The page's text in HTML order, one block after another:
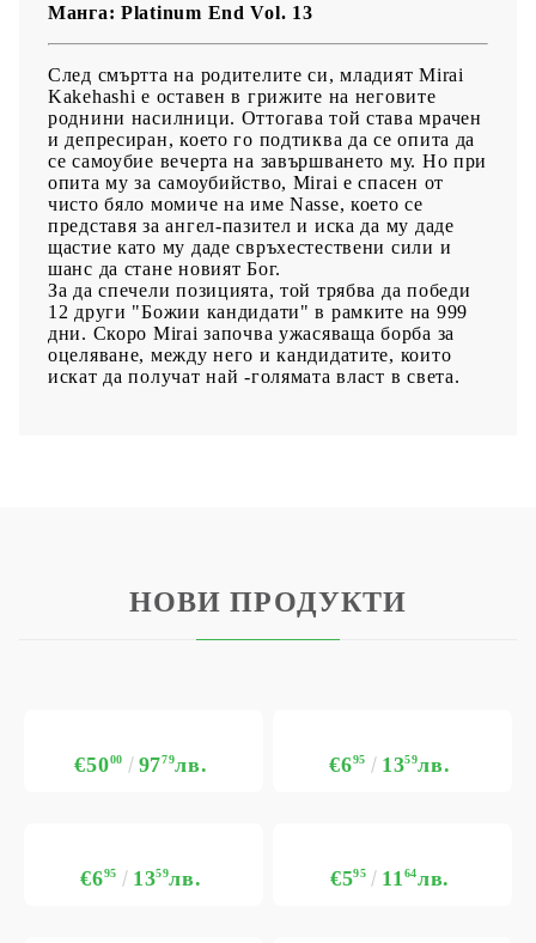
Манга: Platinum End Vol. 13
След смъртта на родителите си, младият Mirai
Kakehashi е оставен в грижите на неговите
роднини насилници. Оттогава той става мрачен
и депресиран, което го подтиква да се опита да
се самоубие вечерта на завършването му. Но при
опита му за самоубийство, Mirai е спасен от
чисто бяло момиче на име Nasse, което се
представя за ангел-пазител и иска да му даде
щастие като му даде свръхестествени сили и
шанс да стане новият Бог.
За да спечели позицията, той трябва да победи
12 други "Божии кандидати" в рамките на 999
дни. Скоро Mirai започва ужасяваща борба за
оцеляване, между него и кандидатите, които
искат да получат най -голямата власт в света.
НОВИ ПРОДУКТИ
€5000 9779лв. €695 1359лв.
€695 1359лв. €595 11 64лв.